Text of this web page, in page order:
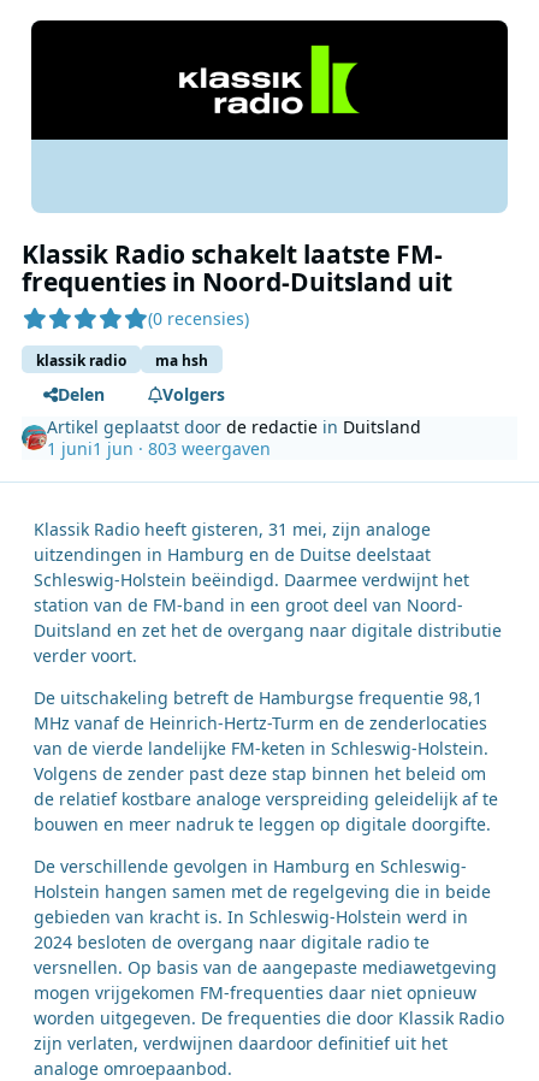
Klassik Radio schakelt laatste FM-
frequenties in Noord-Duitsland uit
(0 recensies)
klassik radio ma hsh
Delen
Volgers
Artikel geplaatst doorde redactie in Duitsland
1 juni1 jun · 803 weergaven
Klassik Radio heeft gisteren, 31 mei, zijn analoge
uitzendingen in Hamburg en de Duitse deelstaat
Schleswig-Holstein beëindigd. Daarmee verdwijnt het
station van de FM-band in een groot deel van Noord-
Duitsland en zet het de overgang naar digitale distributie
verder voort.
De uitschakeling betreft de Hamburgse frequentie 98,1
MHz vanaf de Heinrich-Hertz-Turm en de zenderlocaties
van de vierde landelijke FM-keten in Schleswig-Holstein.
Volgens de zender past deze stap binnen het beleid om
de relatief kostbare analoge verspreiding geleidelijk af te
bouwen en meer nadruk te leggen op digitale doorgifte.
De verschillende gevolgen in Hamburg en Schleswig-
Holstein hangen samen met de regelgeving die in beide
gebieden van kracht is. In Schleswig-Holstein werd in
2024 besloten de overgang naar digitale radio te
versnellen. Op basis van de aangepaste mediawetgeving
mogen vrijgekomen FM-frequenties daar niet opnieuw
worden uitgegeven. De frequenties die door Klassik Radio
zijn verlaten, verdwijnen daardoor definitief uit het
analoge omroepaanbod.